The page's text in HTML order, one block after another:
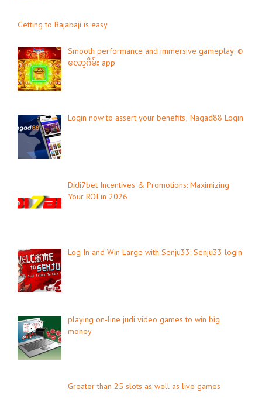
Getting to Rajabaji is easy
Smooth performance and immersive gameplay: စ
လော့ဂိမ်း app
Login now to assert your benefits; Nagad88 Login
Didi7bet Incentives & Promotions: Maximizing
Your ROI in 2026
Log In and Win Large with Senju33: Senju33 login
playing on-line judi video games to win big
money
Greater than 25 slots as well as live games